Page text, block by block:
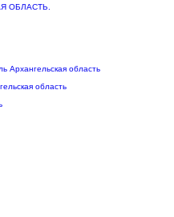
ОБЛАСТЬ.
Архангельская область
область